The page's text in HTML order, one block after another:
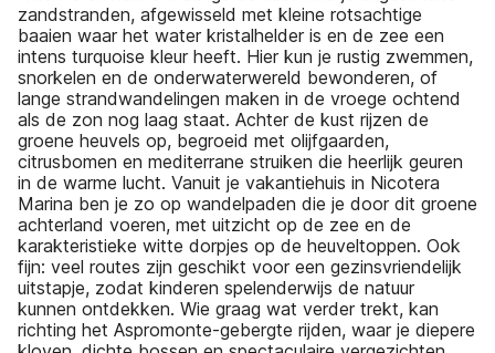
zandstranden, afgewisseld met kleine rotsachtige
baaien waar het water kristalhelder is en de zee een
intens turquoise kleur heeft. Hier kun je rustig zwemmen,
snorkelen en de onderwaterwereld bewonderen, of
lange strandwandelingen maken in de vroege ochtend
als de zon nog laag staat. Achter de kust rijzen de
groene heuvels op, begroeid met olijfgaarden,
citrusbomen en mediterrane struiken die heerlijk geuren
in de warme lucht. Vanuit je vakantiehuis in Nicotera
Marina ben je zo op wandelpaden die je door dit groene
achterland voeren, met uitzicht op de zee en de
karakteristieke witte dorpjes op de heuveltoppen. Ook
fijn: veel routes zijn geschikt voor een gezinsvriendelijk
uitstapje, zodat kinderen spelenderwijs de natuur
kunnen ontdekken. Wie graag wat verder trekt, kan
richting het Aspromonte-gebergte rijden, waar je diepere